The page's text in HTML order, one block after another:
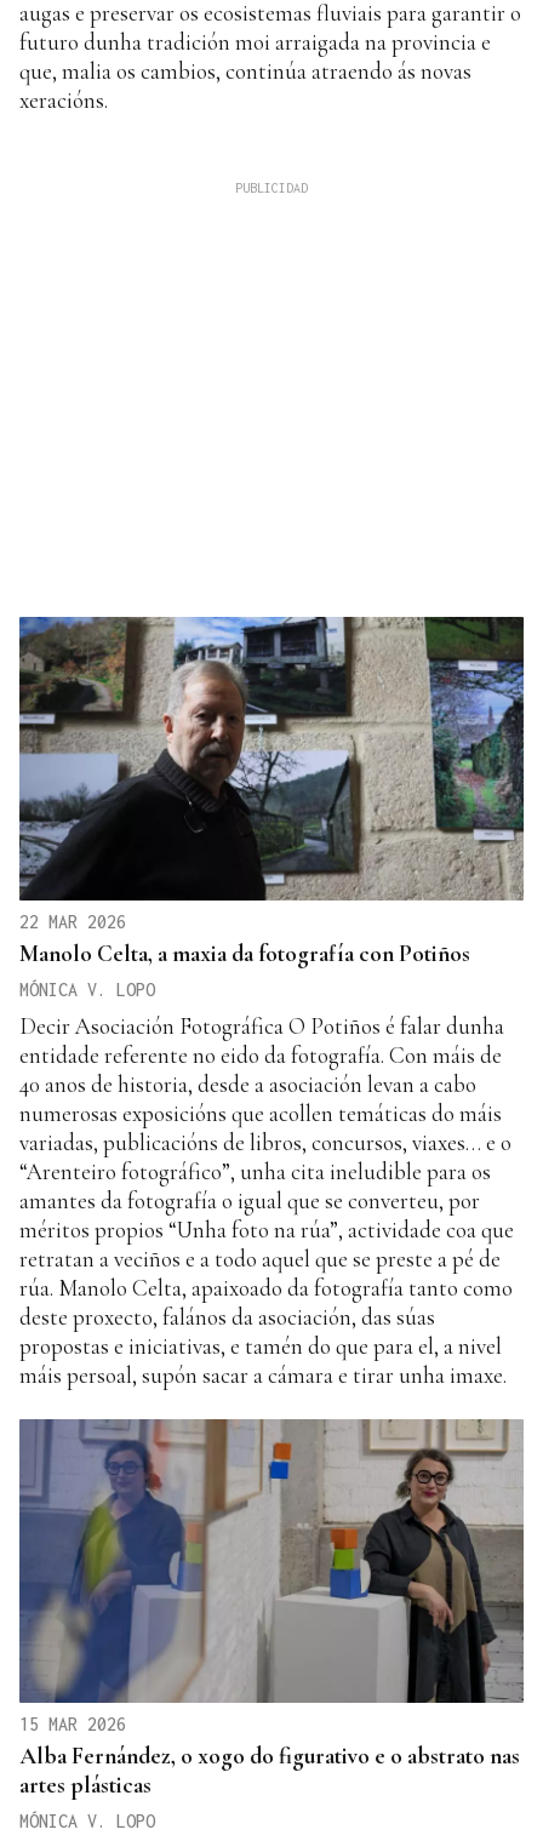
augas e preservar os ecosistemas fluviais para garantir o
futuro dunha tradición moi arraigada na provincia e
que, malia os cambios, continúa atraendo ás novas
xeracións.
22 MAR 2026
Manolo Celta, a maxia da fotografía con Potiños
MÓNICA V. LOPO
Decir Asociación Fotográfica O Potiños é falar dunha
entidade referente no eido da fotografía. Con máis de
40 anos de historia, desde a asociación levan a cabo
numerosas exposicións que acollen temáticas do máis
variadas, publicacións de libros, concursos, viaxes… e o
“Arenteiro fotográfico”, unha cita ineludible para os
amantes da fotografía o igual que se converteu, por
méritos propios “Unha foto na rúa”, actividade coa que
retratan a veciños e a todo aquel que se preste a pé de
rúa. Manolo Celta, apaixoado da fotografía tanto como
deste proxecto, falános da asociación, das súas
propostas e iniciativas, e tamén do que para el, a nivel
máis persoal, supón sacar a cámara e tirar unha imaxe.
15 MAR 2026
Alba Fernández, o xogo do figurativo e o abstrato nas
artes plásticas
MÓNICA V. LOPO